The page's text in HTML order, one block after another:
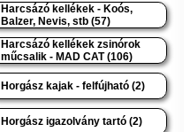
Harcsázó kellékek - Koós,
Balzer, Nevis, stb (57)
Harcsázó kellékek zsinórok
műcsalik - MAD CAT (106)
Horgász kajak - felfújható (2)
Horgász igazolvány tartó (2)